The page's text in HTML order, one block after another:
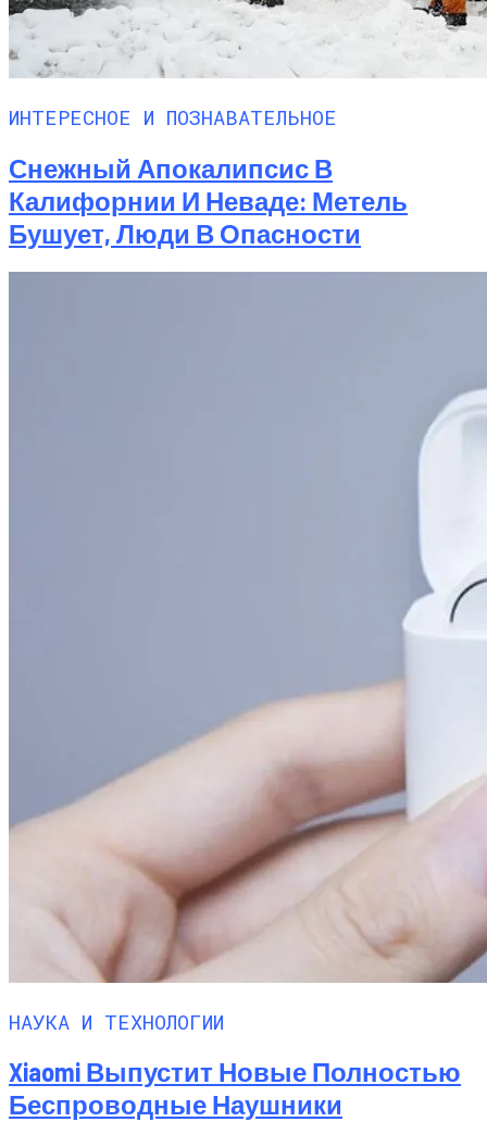
ИНТЕРЕСНОЕ И ПОЗНАВАТЕЛЬНОЕ
Снежный Апокалипсис В
Калифорнии И Неваде: Метель
Бушует, Люди В Опасности
НАУКА И ТЕХНОЛОГИИ
Xiaomi Выпустит Новые Полностью
Беспроводные Наушники